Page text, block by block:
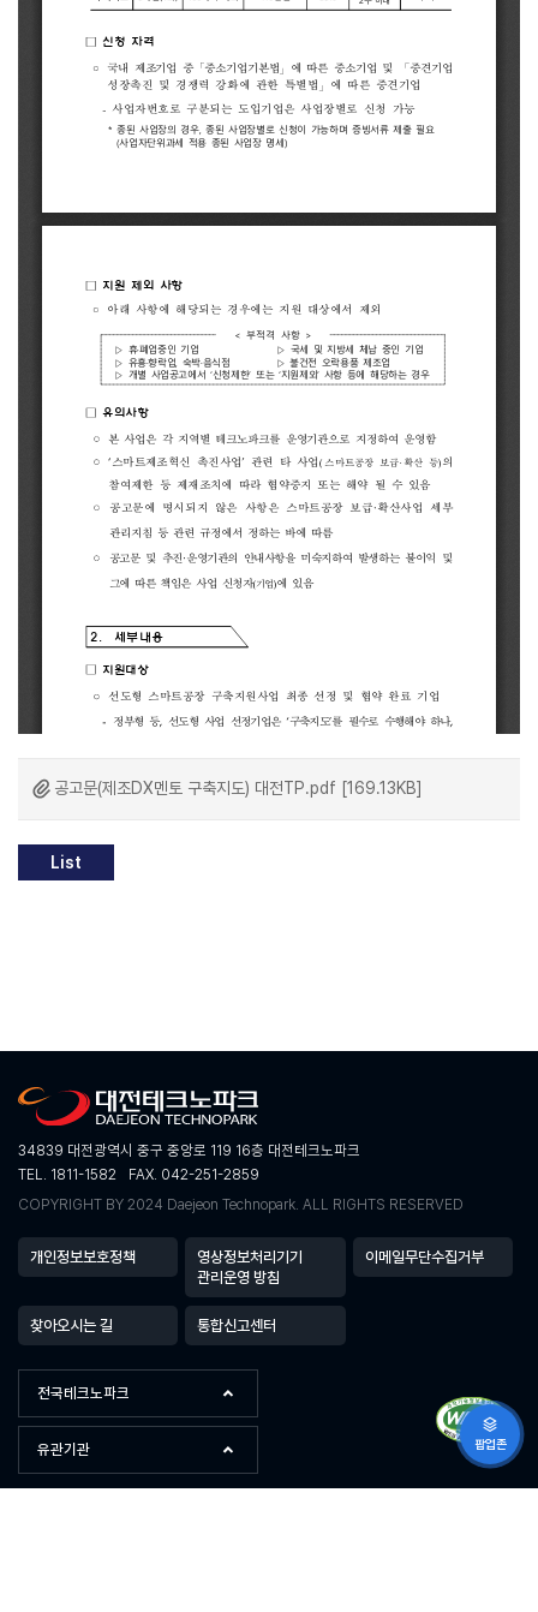
공고문(제조DX멘토 구축지도) 대전TP.pdf [169.13KB]
List
34839 대전광역시 중구 중앙로 119 16층 대전테크노파크
TEL. 1811-1582
FAX. 042-251-2859
COPYRIGHT BY 2024 Daejeon Technopark. ALL RIGHTS RESERVED
전국테크노파크
유관기관
개인정보보호정책
영상정보처리기기
관리운영 방침
이메일무단수집거부
찾아오시는 길 통합신고센터
팝업존